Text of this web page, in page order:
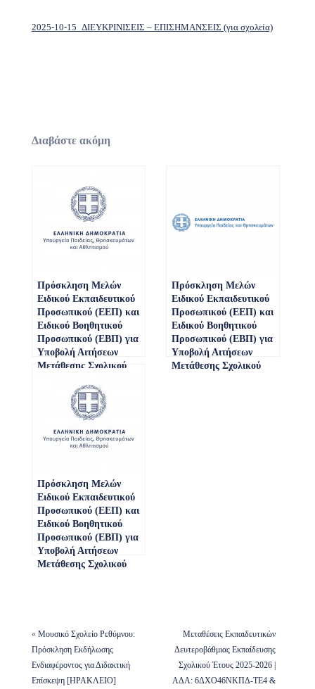
2025-10-15_ΔΙΕΥΚΡΙΝΙΣΕΙΣ – ΕΠΙΣΗΜΑΝΣΕΙΣ (για σχολεία)
Διαβάστε ακόμη
Πρόσκληση Μελών
Ειδικού Εκπαιδευτικού
Προσωπικού (ΕΕΠ) και
Ειδικού Βοηθητικού
Προσωπικού (ΕΒΠ) για
Υποβολή Αιτήσεων
Μετάθεσης Σχολικού
ΡΜ6246ΝΚΠΔ-ΔΜΤ
Πρόσκληση Μελών
Ειδικού Εκπαιδευτικού
Προσωπικού (ΕΕΠ) και
Ειδικού Βοηθητικού
Προσωπικού (ΕΒΠ) για
Υποβολή Αιτήσεων
Μετάθεσης Σχολικού
Πρόσκληση Μελών
Ειδικού Εκπαιδευτικού
Προσωπικού (ΕΕΠ) και
Ειδικού Βοηθητικού
Προσωπικού (ΕΒΠ) για
Υποβολή Αιτήσεων
Μετάθεσης Σχολικού
« Μουσικό Σχολείο Ρεθύμνου:
Πρόσκληση Εκδήλωσης
Ενδιαφέροντος για Διδακτική
Επίσκεψη [ΗΡΑΚΛΕΙΟ]
Μεταθέσεις Εκπαιδευτικών
Δευτεροβάθμιας Εκπαίδευσης
Σχολικού Έτους 2025-2026 |
ΑΔΑ: 6ΔΧΟ46ΝΚΠΔ-ΤΕ4 &